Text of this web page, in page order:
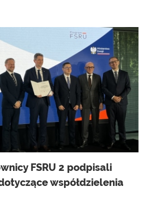
FSRU 2 podpisali
współdzielenia